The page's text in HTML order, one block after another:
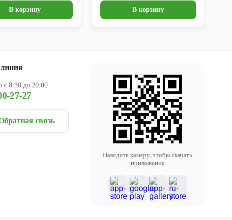
В корзину
В корзину
с 8:30 до 20:00
27-27
связь
Наведите камеру, чтобы скачать
приложение